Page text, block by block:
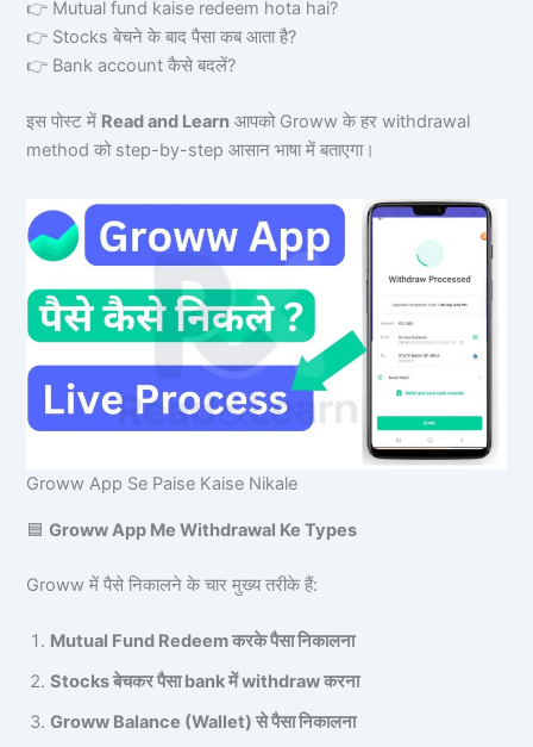
👉 Mutual fund kaise redeem hota hai?
👉 Stocks बेचने के बाद पैसा कब आता है?
👉 Bank account कैसे बदलें?
इस पोस्ट में Read and Learn आपको Groww के हर withdrawal
method को step-by-step आसान भाषा में बताएगा।
Groww App Se Paise Kaise Nikale
🟦Groww App Me Withdrawal Ke Types
Groww में पैसे निकालने के चार मुख्य तरीके हैं:
Mutual Fund Redeem करके पैसा निकालना
Stocks बेचकर पैसा bank में withdraw करना
Groww Balance (Wallet) से पैसा निकालना